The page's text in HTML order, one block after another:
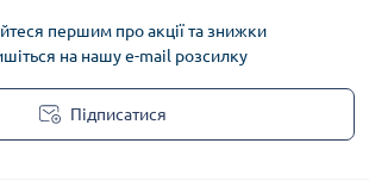
першим про акції та знижки
на нашу e-mail розсилку
Підписатися